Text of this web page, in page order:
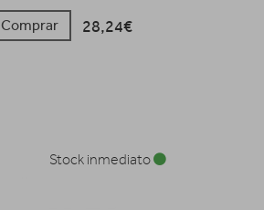
Comprar 28,24€
Stock inmediato